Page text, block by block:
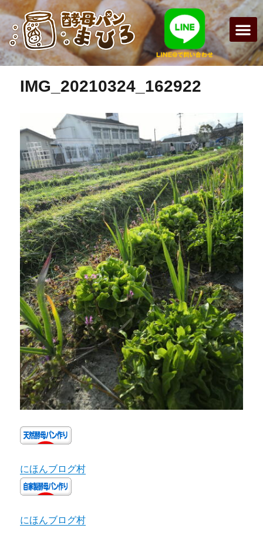
前の画像
IMG_20210324_162922
にほんブログ村
にほんブログ村